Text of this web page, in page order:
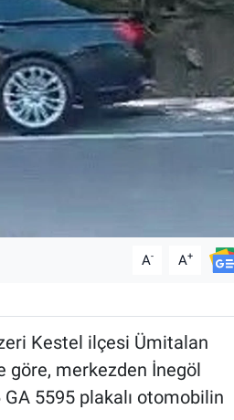
A- A+
Kestel ilçesi Ümitalan
göre, merkezden İnegöl
5595 plakalı otomobilin